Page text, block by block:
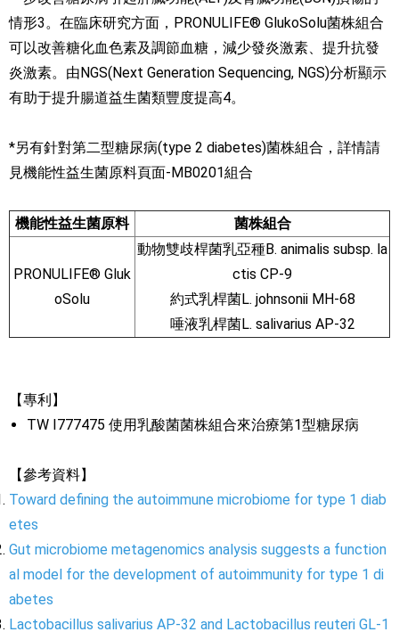
情形3。在臨床研究方面，PRONULIFE® GlukoSolu菌株組合
可以改善糖化血色素及調節血糖，減少發炎激素、提升抗發
炎激素。由NGS(Next Generation Sequencing, NGS)分析顯示
有助于提升腸道益生菌類豐度提高4。
*另有針對第二型糖尿病(type 2 diabetes)菌株組合，詳情請
見機能性益生菌原料頁面-MB0201組合
機能性益生菌原料 菌株組合
PRONULIFE® Gluk
oSolu
動物雙歧桿菌乳亞種B. animalis subsp. la
ctis CP-9
約式乳桿菌L. johnsonii MH-68
唾液乳桿菌L. salivarius AP-32
【專利】
TW I777475 使用乳酸菌菌株組合來治療第1型糖尿病
【參考資料】
Toward defining the autoimmune microbiome for type 1 diab
etes
Gut microbiome metagenomics analysis suggests a function
al model for the development of autoimmunity for type 1 di
abetes
Lactobacillus salivarius AP-32 and Lactobacillus reuteri GL-1